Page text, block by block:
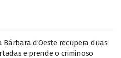
Bárbara d’Oeste recupera duas
e prende o criminoso